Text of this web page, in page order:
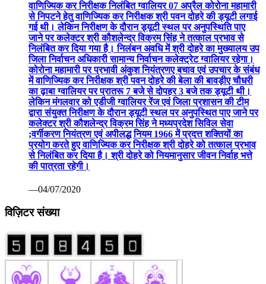
वाणिज्यिक कर निरीक्षक निलंबित ग्वालियर 07 अप्रैल कोरोना महामारी
से निपटने हेतु वाणिज्यिक कर निरीक्षक श्री पवन दोहरे की ड्यूटी लगाई
गई थी। लेकिन निरीक्षण के दौरान ड्यूटी स्थल पर अनुपस्थिति पाए
जाने पर कलेक्टर श्री कौशलेन्द्र विक्रम सिंह ने तत्काल प्रभाव से
निलंबित कर दिया गया है। निलंबन अवधि में श्री दोहरे का मुख्यालय उप
जिला निर्वाचन अधिकारी सामान्य निर्वाचन कलेक्ट्रेट ग्वालियर रहेगा।
कोरोना महामारी पर प्रभावी अंकुश नियंत्रणए बचाव एवं उपचार के संबंध
में वाणिज्यिक कर निरीक्षक श्री पवन दोहरे की बेला की बावड़ीए चौधरी
का ढ़ाबा ग्वालियर पर प्रातरू 7 बजे से दोपहर 3 बजे तक ड्यूटी थी।
लेकिन मंगलवार को एडीजी ग्वालियर रेंज एवं जिला प्रशासन की टीम
द्वारा संयुक्त निरीक्षण के दौरान ड्यूटी स्थल पर अनुपस्थित पाए जाने पर
कलेक्टर श्री कौशलेन्द्र विक्रम सिंह ने मध्यप्रदेश सिविल सेवा
;वर्गीकरण नियंत्रण एवं अपीलद्ध नियम 1966 में प्रदत्त शक्तियों का
प्रयोग करते हुए वाणिज्यिक कर निरीक्षक श्री दोहरे को तत्काल प्रभाव
से निलंबित कर दिया है। श्री दोहरे को नियमानुसार जीवन निर्वाह भत्ते
की पात्रता रहेगी।
—04/07/2020
विज़िटर संख्या